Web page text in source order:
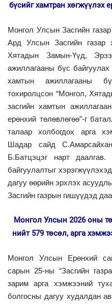
бүсийг хамтран хөгжүүлэх
Монгол Улсын Засгийн
Ард Улсын Засгийн газар
Хятадын Замын-Үүд,
ажиллагааны бүс
хамтын ажиллагааны
тохиролцсон “Монгол,
засгийн хамтын
ерөнхий төлөвлөгөө”-г
талаар холбогдох арга
Шадар сайд
Б.Батцэцэг нарт
байгуулалтыг
дагуу өөрийн эрхлэх
Засгийн газрын гишүүдэд
Монгол Улсын 2026 оны
нийт 579 төсөл, арга
Монгол Улсын Ерөнхий
сарын 25-ны “Засгийн
зарим арга хэмжээний
болгосны дагуу худалдан